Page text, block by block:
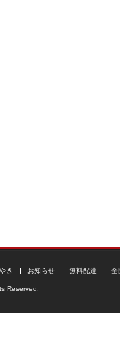
き お知らせ 無料配達 全
Reserved.